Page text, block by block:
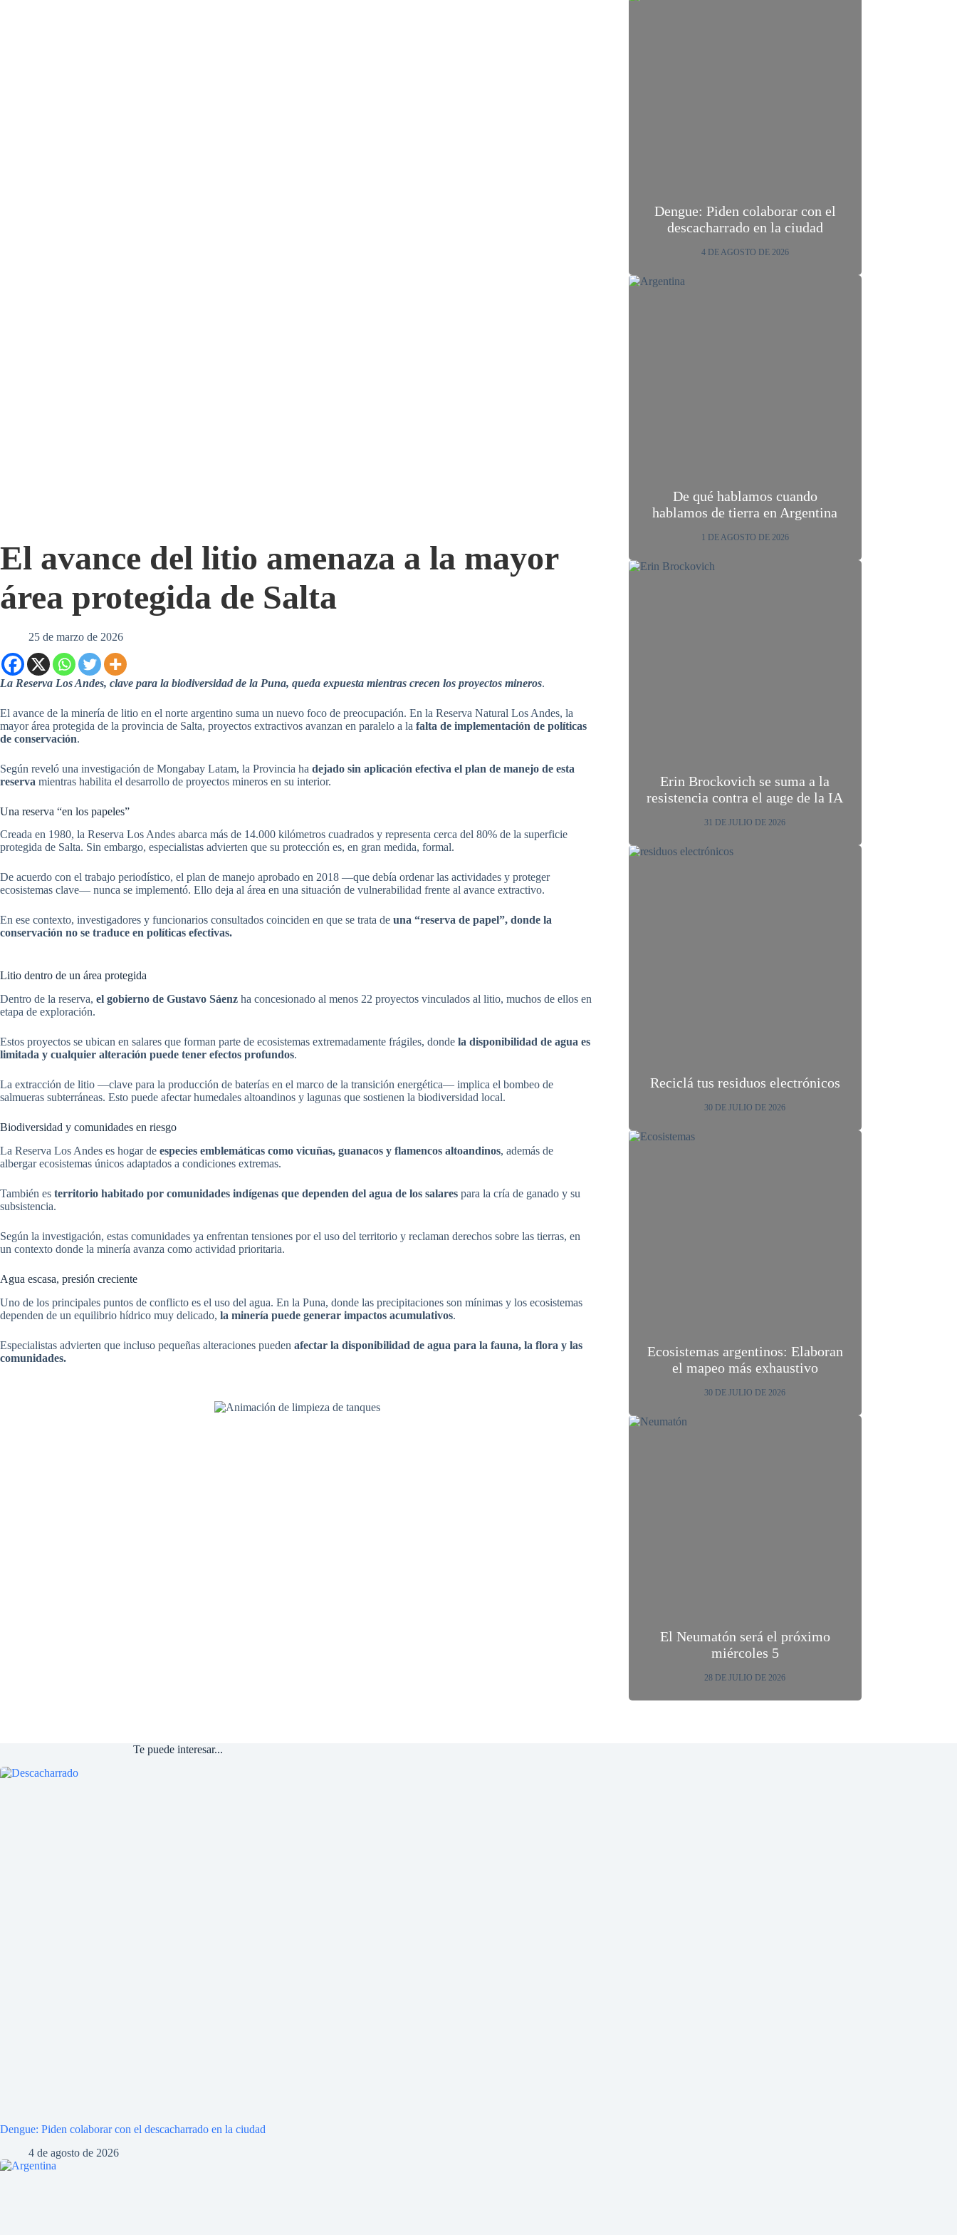
El avance del litio amenaza a la mayor
área protegida de Salta
25 de marzo de 2026
La Reserva Los Andes, clave para la biodiversidad de la Puna, queda expuesta mientras crecen los proyectos mineros.
El avance de la minería de litio en el norte argentino suma un nuevo foco de preocupación. En la Reserva Natural Los Andes, la
mayor área protegida de la provincia de Salta, proyectos extractivos avanzan en paralelo a la falta de implementación de políticas
de conservación.
Según reveló una investigación de Mongabay Latam, la Provincia ha dejado sin aplicación efectiva el plan de manejo de esta
reserva mientras habilita el desarrollo de proyectos mineros en su interior.
Una reserva “en los papeles”
Creada en 1980, la Reserva Los Andes abarca más de 14.000 kilómetros cuadrados y representa cerca del 80% de la superficie
protegida de Salta. Sin embargo, especialistas advierten que su protección es, en gran medida, formal.
De acuerdo con el trabajo periodístico, el plan de manejo aprobado en 2018 —que debía ordenar las actividades y proteger
ecosistemas clave— nunca se implementó. Ello deja al área en una situación de vulnerabilidad frente al avance extractivo.
En ese contexto, investigadores y funcionarios consultados coinciden en que se trata de una “reserva de papel”, donde la
conservación no se traduce en políticas efectivas.
Litio dentro de un área protegida
Dentro de la reserva, el gobierno de Gustavo Sáenz ha concesionado al menos 22 proyectos vinculados al litio, muchos de ellos en
etapa de exploración.
Estos proyectos se ubican en salares que forman parte de ecosistemas extremadamente frágiles, donde la disponibilidad de agua es
limitada y cualquier alteración puede tener efectos profundos.
La extracción de litio —clave para la producción de baterías en el marco de la transición energética— implica el bombeo de
salmueras subterráneas. Esto puede afectar humedales altoandinos y lagunas que sostienen la biodiversidad local.
Biodiversidad y comunidades en riesgo
La Reserva Los Andes es hogar de especies emblemáticas como vicuñas, guanacos y flamencos altoandinos, además de
albergar ecosistemas únicos adaptados a condiciones extremas.
También es territorio habitado por comunidades indígenas que dependen del agua de los salares para la cría de ganado y su
subsistencia.
Según la investigación, estas comunidades ya enfrentan tensiones por el uso del territorio y reclaman derechos sobre las tierras, en
un contexto donde la minería avanza como actividad prioritaria.
Agua escasa, presión creciente
Uno de los principales puntos de conflicto es el uso del agua. En la Puna, donde las precipitaciones son mínimas y los ecosistemas
dependen de un equilibrio hídrico muy delicado, la minería puede generar impactos acumulativos.
Especialistas advierten que incluso pequeñas alteraciones pueden afectar la disponibilidad de agua para la fauna, la flora y las
comunidades.
Dengue: Piden colaborar con el
descacharrado en la ciudad
4 DE AGOSTO DE 2026
De qué hablamos cuando
hablamos de tierra en Argentina
1 DE AGOSTO DE 2026
Erin Brockovich se suma a la
resistencia contra el auge de la IA
31 DE JULIO DE 2026
Reciclá tus residuos electrónicos
30 DE JULIO DE 2026
Ecosistemas argentinos: Elaboran
el mapeo más exhaustivo
30 DE JULIO DE 2026
El Neumatón será el próximo
miércoles 5
28 DE JULIO DE 2026
Te puede interesar...
Dengue: Piden colaborar con el descacharrado en la ciudad
4 de agosto de 2026